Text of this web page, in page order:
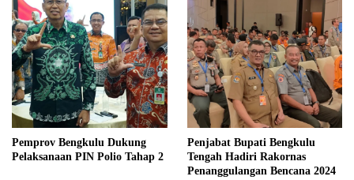
Pemprov Bengkulu Dukung
Pelaksanaan PIN Polio Tahap 2
Penjabat Bupati Bengkulu
Tengah Hadiri Rakornas
Penanggulangan Bencana 2024